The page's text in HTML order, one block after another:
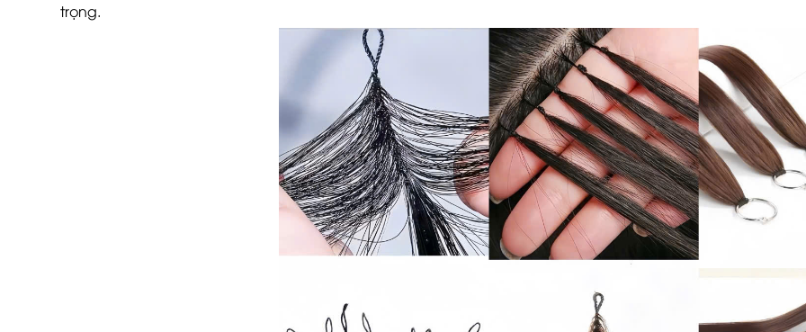
trọng.